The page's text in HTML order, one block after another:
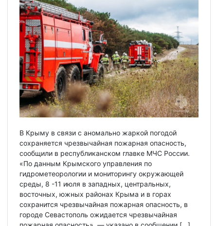
В Крыму в связи с аномально жаркой погодой
сохраняется чрезвычайная пожарная опасность,
сообщили в республиканском главке МЧС России.
«По данным Крымского управления по
гидрометеорологии и мониторингу окружающей
среды, 8 -11 июля в западных, центральных,
восточных, южных районах Крыма и в горах
сохранится чрезвычайная пожарная опасность, в
городе Севастополь ожидается чрезвычайная